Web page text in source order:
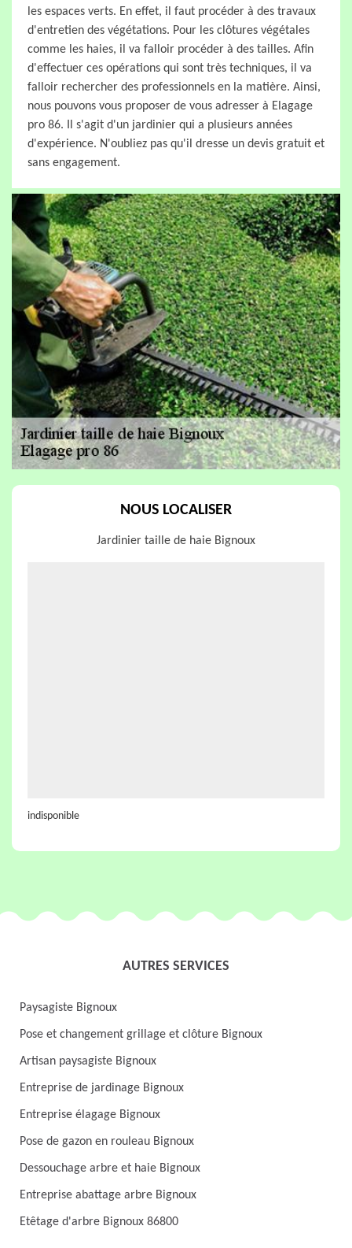
les espaces verts. En effet, il faut procéder à des travaux
d'entretien des végétations. Pour les clôtures végétales
comme les haies, il va falloir procéder à des tailles. Afin
d'effectuer ces opérations qui sont très techniques, il va
falloir rechercher des professionnels en la matière. Ainsi,
nous pouvons vous proposer de vous adresser à Elagage
pro 86. Il s'agit d'un jardinier qui a plusieurs années
d'expérience. N'oubliez pas qu'il dresse un devis gratuit et
sans engagement.
NOUS LOCALISER
Jardinier taille de haie Bignoux
indisponible
AUTRES SERVICES
Paysagiste Bignoux
Pose et changement grillage et clôture Bignoux
Artisan paysagiste Bignoux
Entreprise de jardinage Bignoux
Entreprise élagage Bignoux
Pose de gazon en rouleau Bignoux
Dessouchage arbre et haie Bignoux
Entreprise abattage arbre Bignoux
Etêtage d'arbre Bignoux 86800